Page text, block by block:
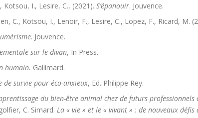
Kotsou, I., Lesire, C., (2021). S’épanouir. Jouvence.
C., Kotsou, I., Lenoir, F., Lesire, C., Lopez, F., Ricard, M.
. Jouvence.
sur le divan, In Press.
humain. Gallimard.
de survie pour éco-anxieux, Ed. Philippe Rey.
du bien-être animal chez de futurs
C. Simard. La « vie » et le « vivant » : de nouveaux défis